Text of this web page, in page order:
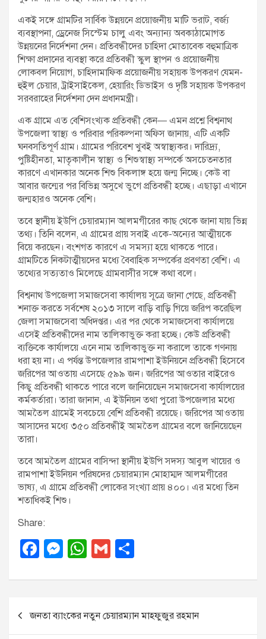
একই সঙ্গে গ্রামটির সার্বিক উন্নয়নে প্রয়োজনীয় মাটি ভরাট, বর্জ্য
ব্যবস্থাপনা, ড্রেনেজ সিস্টেম চালু এবং অন্যান্য অবকাঠামোগত
উন্নয়নের নির্দেশনা দেন। প্রতিবন্ধীদের চাহিদা মোতাবেক বহুমাত্রিক
শিক্ষা প্রদানের ব্যবস্থা করে প্রতিবন্ধী স্কুল স্থাপন ও প্রয়োজনীয়
লোকবল নিয়োগ, চাহিদামাফিক প্রয়োজনীয় সহায়ক উপকরণ যেমন-
হুইল চেয়ার, ট্রাইসাইকেল, হেয়ারিং ডিভাইস ও দৃষ্টি সহায়ক উপকরণ
সরবরাহের নির্দেশনা দেন প্রধানমন্ত্রী।
এক গ্রামে এত বেশিসংখ্যক প্রতিবন্ধী কেন— এমন প্রশ্নে বিশ্বনাথ
উপজেলা স্বাস্থ্য ও পরিবার পরিকল্পনা অফিস জানায়, এটি একটি
ঘনবসতিপূর্ণ গ্রাম। গ্রামের পরিবেশ খুবই অস্বাস্থ্যকর। দারিদ্র্য,
পুষ্টিহীনতা, মাতৃকালীন স্বাস্থ্য ও শিশুস্বাস্থ্য সম্পর্কে অসচেতনতার
কারণে এখানকার অনেক শিশু বিকলাঙ্গ হয়ে জন্ম নিচ্ছে। কেউ বা
আবার জন্মের পর বিভিন্ন অসুখে ভুগে প্রতিবন্ধী হচ্ছে। এছাড়া এখানে
জন্মহারও অনেক বেশি।
তবে স্থানীয় ইউপি চেয়ারম্যান আলমগীরের কাছ থেকে জানা যায় ভিন্ন
তথ্য। তিনি বলেন, এ গ্রামের প্রায় সবাই একে-অন্যের আত্মীয়কে
বিয়ে করছেন। বংশগত কারণে এ সমস্যা হয়ে থাকতে পারে।
গ্রামটিতে নিকটাত্মীয়দের মধ্যে বৈবাহিক সম্পর্কের প্রবণতা বেশি। এ
তথ্যের সত্যতাও মিলেছে গ্রামবাসীর সঙ্গে কথা বলে।
বিশ্বনাথ উপজেলা সমাজসেবা কার্যালয় সূত্রে জানা গেছে, প্রতিবন্ধী
শনাক্ত করতে সর্বশেষ ২০১৩ সালে বাড়ি বাড়ি গিয়ে জরিপ করেছিল
জেলা সমাজসেবা অধিদপ্তর। এর পর থেকে সমাজসেবা কার্যালয়ে
এসেই প্রতিবন্ধীদের নাম তালিকাভুক্ত করা হচ্ছে। কেউ প্রতিবন্ধী
ব্যক্তিকে কার্যালয়ে এনে নাম তালিকাভুক্ত না করালে তাকে গণনায়
ধরা হয় না। এ পর্যন্ত উপজেলার রামপাশা ইউনিয়নে প্রতিবন্ধী হিসেবে
জরিপের আওতায় এসেছে ৫৯৯ জন। জরিপের আওতার বাইরেও
কিছু প্রতিবন্ধী থাকতে পারে বলে জানিয়েছেন সমাজসেবা কার্যালয়ের
কর্মকর্তারা। তারা জানান, এ ইউনিয়ন তথা পুরো উপজেলার মধ্যে
আমতৈল গ্রামেই সবচেয়ে বেশি প্রতিবন্ধী রয়েছে। জরিপের আওতায়
আসাদের মধ্যে ৩৫০ প্রতিবন্ধীই আমতৈল গ্রামের বলে জানিয়েছেন
তারা।
তবে আমতৈল গ্রামের বাসিন্দা স্থানীয় ইউপি সদস্য আবুল খায়ের ও
রামপাশা ইউনিয়ন পরিষদের চেয়ারম্যান মোহাম্মদ আলমগীরের
ভাষ্য, এ গ্রামে প্রতিবন্ধী লোকের সংখ্যা প্রায় ৪০০। এর মধ্যে তিন
শতাধিকই শিশু।
Share:
F
c
b
M
ss
n
W
at
A
G
ail ar
জনতা ব্যাংকের নতুন চেয়ারম্যান মাহফুজুর রহমান